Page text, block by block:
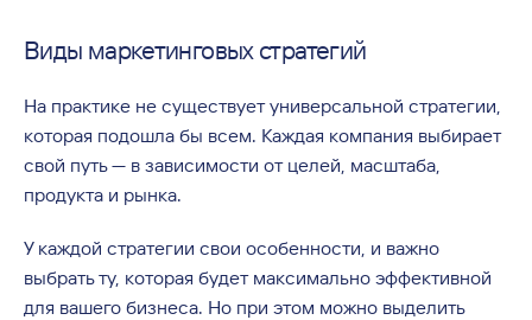
Виды маркетинговых стратегий
На практике не существует универсальной стратегии,
которая подошла бы всем. Каждая компания выбирает
свой путь — в зависимости от целей, масштаба,
продукта и рынка.
У каждой стратегии свои особенности, и важно
выбрать ту, которая будет максимально эффективной
для вашего бизнеса. Но при этом можно выделить